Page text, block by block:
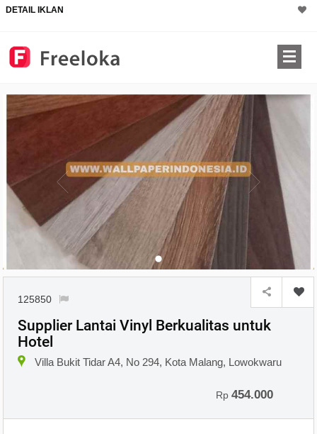
DETAIL IKLAN
125850
Supplier Lantai Vinyl Berkualitas untuk
Hotel
Villa Bukit Tidar A4, No 294, Kota Malang, Lowokwaru
Rp454.000